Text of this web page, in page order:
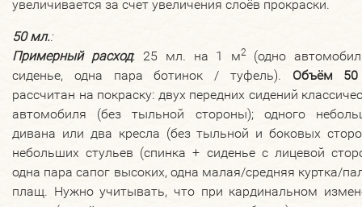
увеличивается за счет увеличения слоёв прокраски.
50 мл.
Примерный расход: 25 мл. на 1 м2 (одно
сиденье, одна пара ботинок / туфель). Объём
рассчитан на покраску: двух передних сидений
автомобиля (без тыльной стороны); одного
дивана или два кресла (без тыльной и боковых
небольших стульев (спинка + сиденье с лицевой
одна пара сапог высоких, одна малая/средняя куртка/
плащ. Нужно учитывать, что при кардинальном